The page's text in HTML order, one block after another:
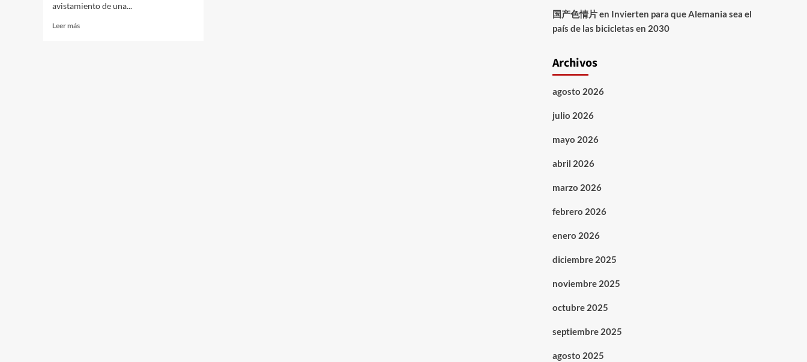
avistamiento de una...
Leer más
国产色情片en Invierten para que Alemania sea el
país de las bicicletas en 2030
Archivos
agosto 2026
julio 2026
mayo 2026
abril 2026
marzo 2026
febrero 2026
enero 2026
diciembre 2025
noviembre 2025
octubre 2025
septiembre 2025
agosto 2025